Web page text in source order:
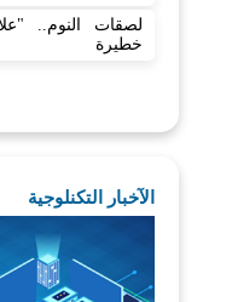
لصقات النوم..
خطيرة
الآخبار التكنلوجية